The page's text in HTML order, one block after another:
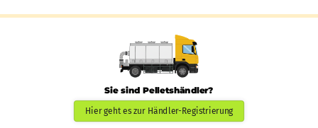
Sie sind Pelletshändler?
Hier geht es zur Händler-Registrierung